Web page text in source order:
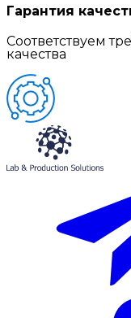
Гарантия
Соответствуем
качества